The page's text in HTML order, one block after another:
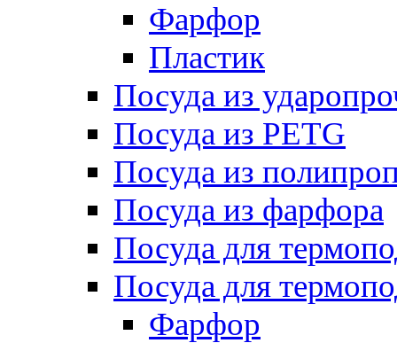
Фарфор
Пластик
Посуда из
Посуда из PETG
Посуда из
Посуда из фарфора
Посуда для
Посуда для
Фарфор